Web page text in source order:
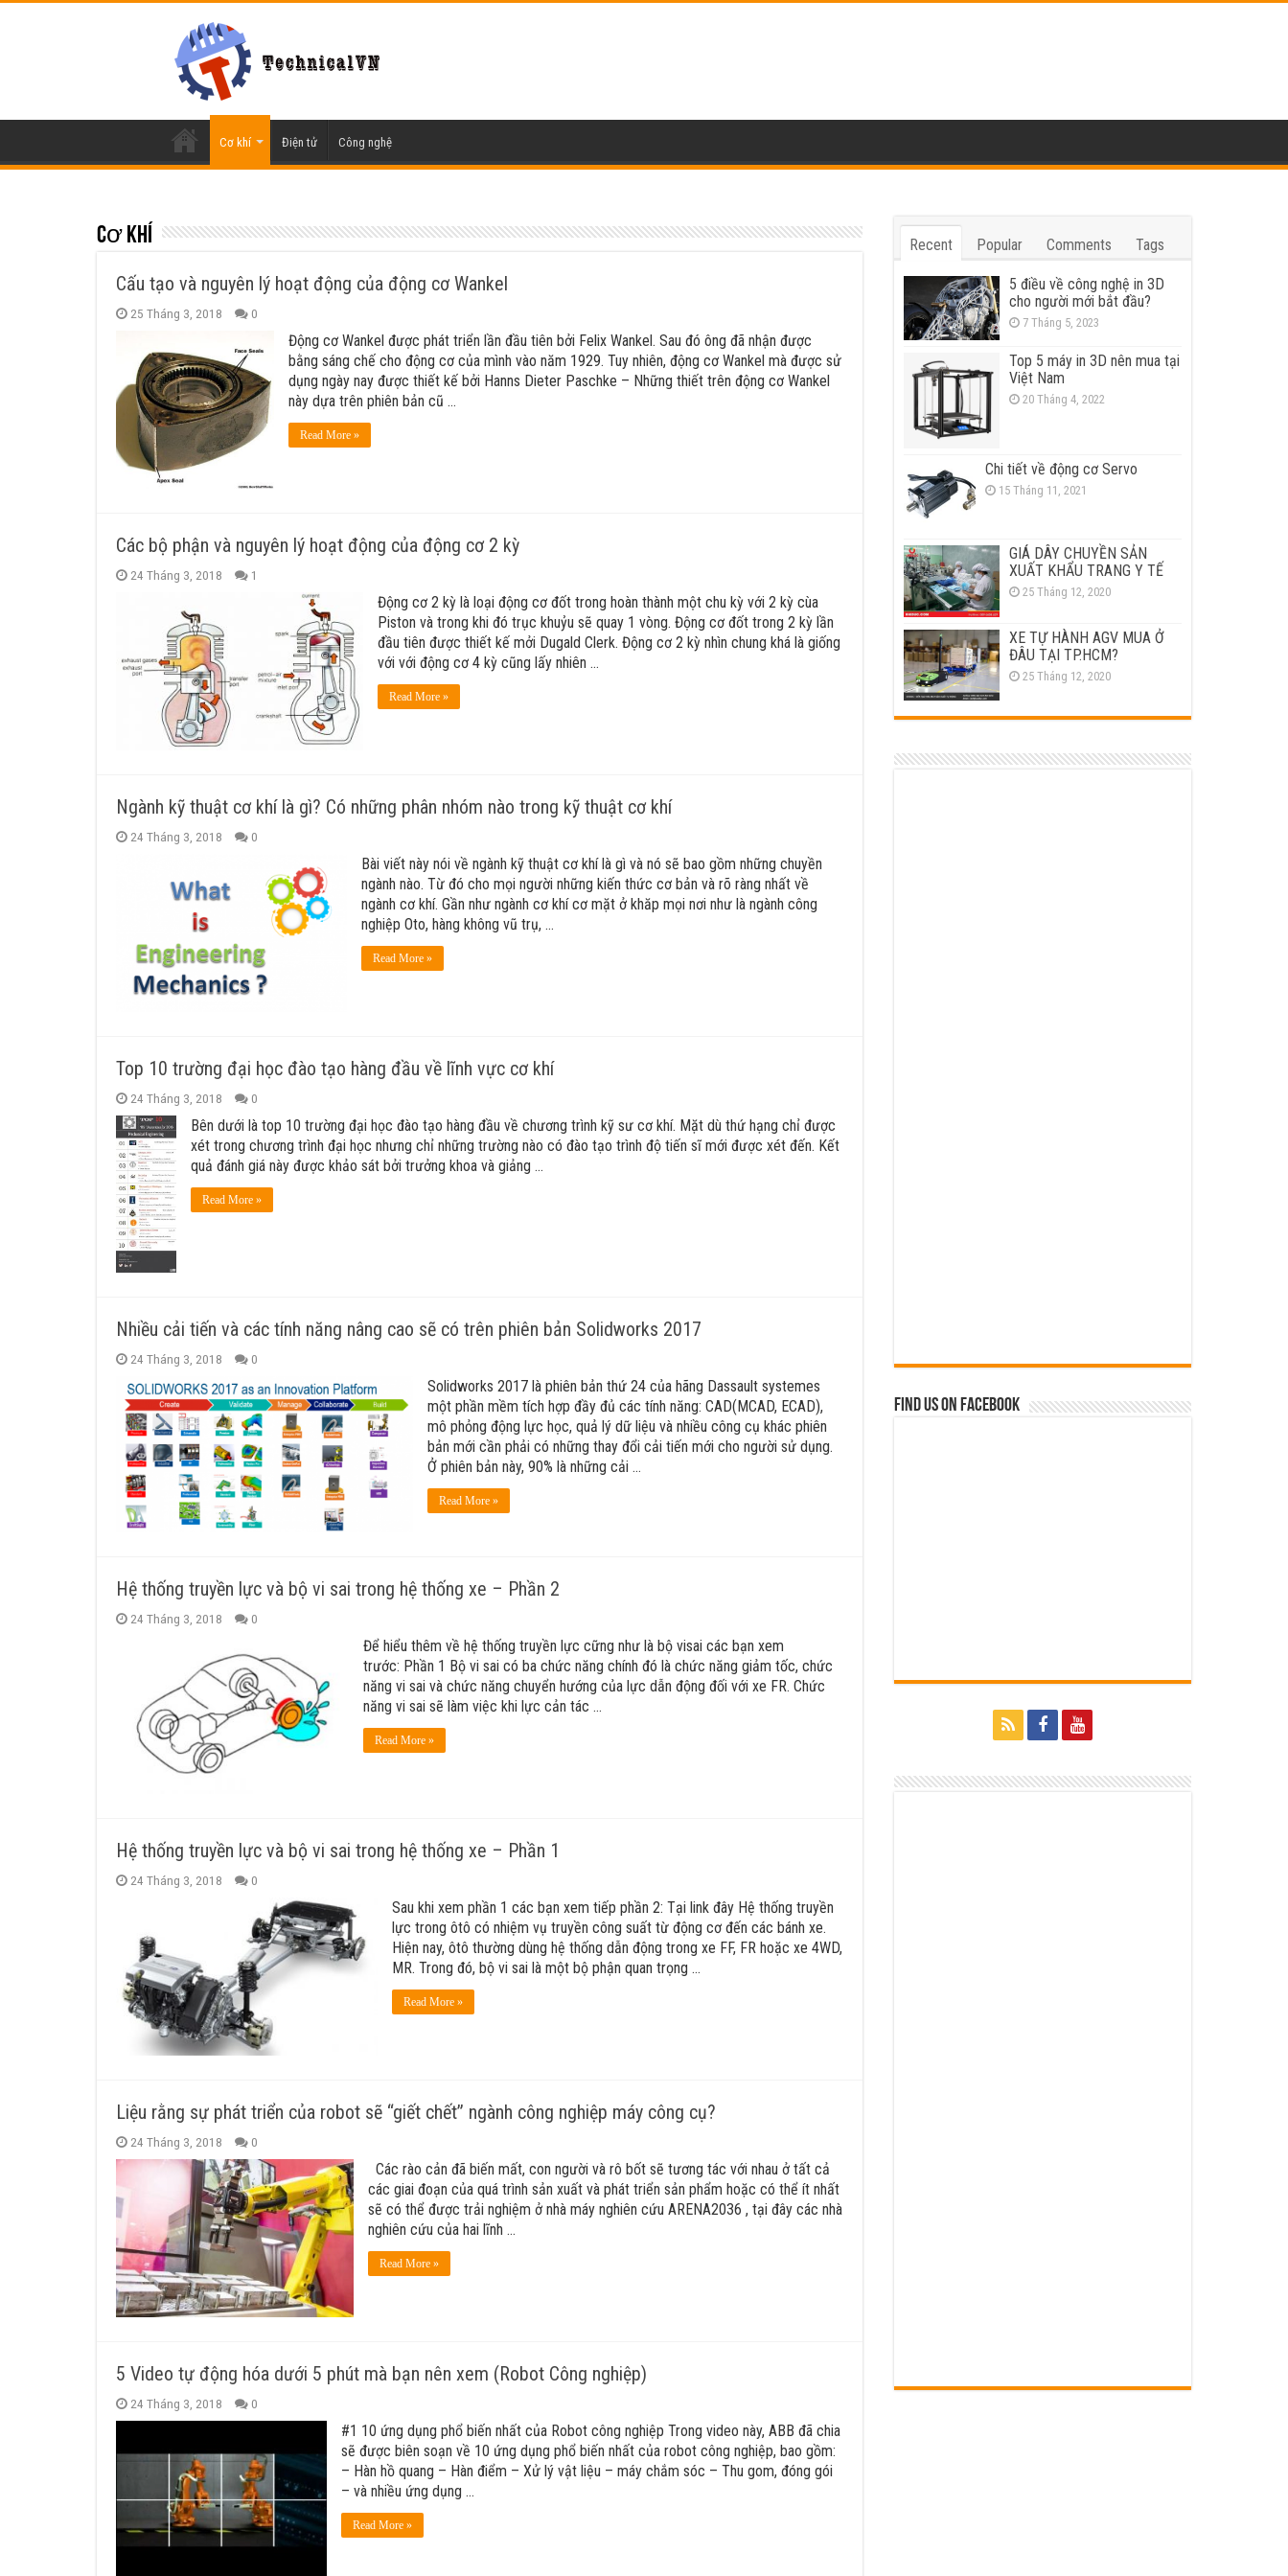
Cơ khí Điện tử Công nghệ
Cơ khí
Cấu tạo và nguyên lý hoạt động của động cơ Wankel
25 Tháng 3, 2018 0
Động cơ Wankel được phát triển lần đầu tiên bởi Felix Wankel. Sau đó ông đã nhận được
bằng sáng chế cho động cơ của mình vào năm 1929. Tuy nhiên, động cơ Wankel mà được sử
dụng ngày nay được thiết kế bởi Hanns Dieter Paschke – Những thiết trên động cơ Wankel
này dựa trên phiên bản cũ …
Read More »
Các bộ phận và nguyên lý hoạt động của động cơ 2 kỳ
24 Tháng 3, 2018 1
Động cơ 2 kỳ là loại động cơ đốt trong hoàn thành một chu kỳ với 2 kỳ cùa
Piston và trong khi đó trục khuỷu sẽ quay 1 vòng. Động cơ đốt trong 2 kỳ lần
đầu tiên được thiết kế mởi Dugald Clerk. Động cơ 2 kỳ nhìn chung khá là giống
với với động cơ 4 kỳ cũng lấy nhiên …
Read More »
Ngành kỹ thuật cơ khí là gì? Có những phân nhóm nào trong kỹ thuật cơ khí
24 Tháng 3, 2018 0
Bài viết này nói về ngành kỹ thuật cơ khí là gì và nó sẽ bao gồm những chuyền
ngành nào. Từ đó cho mọi người những kiến thức cơ bản và rõ ràng nhất về
ngành cơ khí. Gần như ngành cơ khí cơ mặt ở khăp mọi nơi như là ngành công
nghiệp Oto, hàng không vũ trụ, …
Read More »
Top 10 trường đại học đào tạo hàng đầu về lĩnh vực cơ khí
24 Tháng 3, 2018 0
Bên dưới là top 10 trường đại học đào tạo hàng đầu về chương trình kỹ sư cơ khí. Mặt dù thứ hạng chỉ được
xét trong chương trình đại học nhưng chỉ những trường nào có đào tạo trình độ tiến sĩ mới được xét đến. Kết
quả đánh giá này được khảo sát bởi trưởng khoa và giảng …
Read More »
Nhiều cải tiến và các tính năng nâng cao sẽ có trên phiên bản Solidworks 2017
24 Tháng 3, 2018 0
Solidworks 2017 là phiên bản thứ 24 của hãng Dassault systemes
một phần mềm tích hợp đầy đủ các tính năng: CAD(MCAD, ECAD),
mô phỏng động lực học, quả lý dữ liệu và nhiều công cụ khác phiên
bản mới cần phải có những thay đổi cải tiến mới cho người sử dụng.
Ở phiên bản này, 90% là những cải …
Read More »
Hệ thống truyền lực và bộ vi sai trong hệ thống xe – Phần 2
24 Tháng 3, 2018 0
Để hiểu thêm về hệ thống truyền lực cững như là bộ visai các bạn xem
trước: Phần 1 Bộ vi sai có ba chức năng chính đó là chức năng giảm tốc, chức
năng vi sai và chức năng chuyển hướng của lực dẫn động đối với xe FR. Chức
năng vi sai sẽ làm việc khi lực cản tác …
Read More »
Hệ thống truyền lực và bộ vi sai trong hệ thống xe – Phần 1
24 Tháng 3, 2018 0
Sau khi xem phần 1 các bạn xem tiếp phần 2: Tại link đây Hệ thống truyền
lực trong ôtô có nhiệm vụ truyền công suất từ động cơ đến các bánh xe.
Hiện nay, ôtô thường dùng hệ thống dẫn động trong xe FF, FR hoặc xe 4WD,
MR. Trong đó, bộ vi sai là một bộ phận quan trọng …
Read More »
Liệu rằng sự phát triển của robot sẽ “giết chết” ngành công nghiệp máy công cụ?
24 Tháng 3, 2018 0
Các rào cản đã biến mất, con người và rô bốt sẽ tương tác với nhau ở tất cả
các giai đoạn của quá trình sản xuất và phát triển sản phẩm hoặc có thể ít nhất
sẽ có thể được trải nghiệm ở nhà máy nghiên cứu ARENA2036 , tại đây các nhà
nghiên cứu của hai lĩnh …
Read More »
5 Video tự động hóa dưới 5 phút mà bạn nên xem (Robot Công nghiệp)
24 Tháng 3, 2018 0
#1 10 ứng dụng phổ biến nhất của Robot công nghiệp Trong video này, ABB đã chia
sẽ được biên soạn về 10 ứng dụng phổ biến nhất của robot công nghiệp, bao gồm:
– Hàn hồ quang – Hàn điểm – Xử lý vật liệu – máy chắm sóc – Thu gom, đóng gói
– và nhiều ứng dụng …
Read More »
Recent Popular Comments Tags
5 điều về công nghệ in 3D
cho người mới bắt đầu?
7 Tháng 5, 2023
Top 5 máy in 3D nên mua tại
Việt Nam
20 Tháng 4, 2022
Chi tiết về động cơ Servo
15 Tháng 11, 2021
GIÁ DÂY CHUYỀN SẢN
XUẤT KHẨU TRANG Y TẾ
25 Tháng 12, 2020
XE TỰ HÀNH AGV MUA Ở
ĐÂU TẠI TP.HCM?
25 Tháng 12, 2020
Find us on Facebook